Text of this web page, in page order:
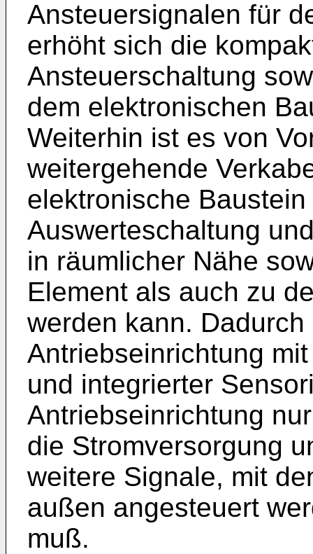
Ansteuersignalen für
erhöht sich die
Ansteuerschaltung
dem elektronischen
Weiterhin ist es von
weitergehende
elektronische
Auswerteschaltung
in räumlicher Nähe
Element als auch zu
werden kann.
Antriebseinrichtung
und integrierter
Antriebseinrichtung
die Stromversorgung
weitere Signale, mit
außen angesteuert
muß.